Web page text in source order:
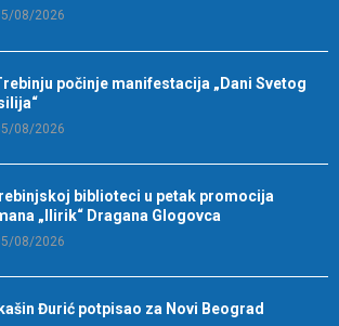
08/2026
počinje manifestacija „Dani Svetog
08/2026
biblioteci u petak promocija
„Ilirik“ Dragana Glogovca
08/2026
Đurić potpisao za Novi Beograd